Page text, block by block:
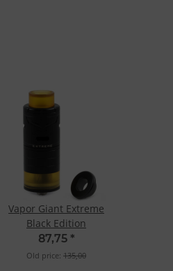
Vapor Giant Extreme
Black Edition
87,75 *
Old price: 135,00